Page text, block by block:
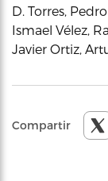
D. Torres,
Ismael Vélez,
Javier Ortiz,
Compartir